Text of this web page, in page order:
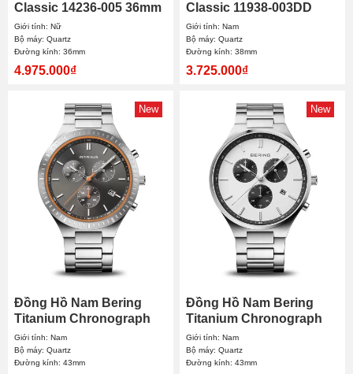
Classic 14236-005 36mm
Giới tính: Nữ
Bộ máy: Quartz
Đường kính: 36mm
4.975.000₫
Classic 11938-003DD
38mm
Giới tính: Nam
Bộ máy: Quartz
Đường kính: 38mm
3.725.000₫
New
Đồng Hồ Nam Bering
Titanium Chronograph
11743-709 43mm
Giới tính: Nam
Bộ máy: Quartz
Đường kính: 43mm
New
Đồng Hồ Nam Bering
Titanium Chronograph
11743-704 43mm
Giới tính: Nam
Bộ máy: Quartz
Đường kính: 43mm